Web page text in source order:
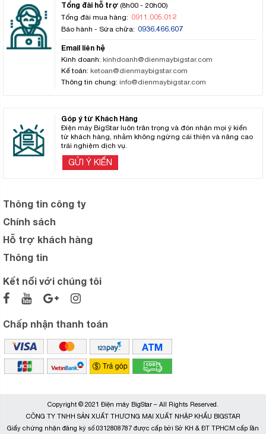
Tổng đài hỗ trợ (8h00 - 20h00)
Tổng đài mua hàng: 0911.005.012
Bảo hành - Sửa chữa: 0936.466.607
Email liên hệ
Kinh doanh: kinhdoanh@dienmaybigstar.com
Kế toán: ketoan@dienmaybigstar.com
Thông tin chung: info@dienmaybigstar.com
Góp ý từ Khách Hàng
Điện máy BigStar luôn trân trọng và đón nhận mọi ý kiến
từ khách hàng, nhằm không ngừng cải thiện và nâng cao
trải nghiệm dịch vụ.
GỬI Ý KIẾN
Thông tin công ty
Chính sách
Hỗ trợ khách hàng
Thông tin
Kết nối với chúng tôi
Chấp nhận thanh toán
Copyright © 2021 Điện máy BigStar – All Rights Reserved.
CÔNG TY TNHH SẢN XUẤT THƯƠNG MẠI XUẤT NHẬP KHẨU BIGSTAR
Giấy chứng nhận đăng ký số 0312808787 được cấp bởi Sở KH & ĐT TPHCM cấp lần